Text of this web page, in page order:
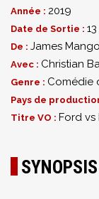
Année : 2019
Date de Sortie :
De : James
Avec : Christian
Genre : Comédie
Pays de
Titre VO : Ford vs